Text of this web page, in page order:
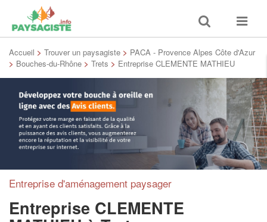
Toggle
search
Toggle
Accueil > Trouver un paysagiste > PACA - Provence Alpes Côte d'Azur
> Bouches-du-Rhône > Trets > Entreprise CLEMENTE MATHIEU
Entreprise d'aménagement paysager
Entreprise CLEMENTE